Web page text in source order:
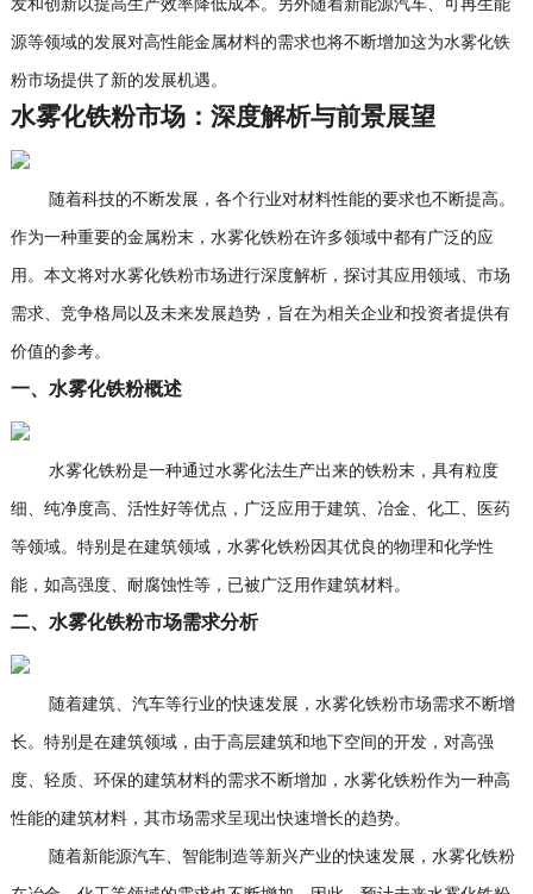
发和创新以提高生产效率降低成本。另外随着新能源汽车、可再生能
源等领域的发展对高性能金属材料的需求也将不断增加这为水雾化铁
粉市场提供了新的发展机遇。
水雾化铁粉市场：深度解析与前景展望
随着科技的不断发展，各个行业对材料性能的要求也不断提高。
作为一种重要的金属粉末，水雾化铁粉在许多领域中都有广泛的应
用。本文将对水雾化铁粉市场进行深度解析，探讨其应用领域、市场
需求、竞争格局以及未来发展趋势，旨在为相关企业和投资者提供有
价值的参考。
一、水雾化铁粉概述
水雾化铁粉是一种通过水雾化法生产出来的铁粉末，具有粒度
细、纯净度高、活性好等优点，广泛应用于建筑、冶金、化工、医药
等领域。特别是在建筑领域，水雾化铁粉因其优良的物理和化学性
能，如高强度、耐腐蚀性等，已被广泛用作建筑材料。
二、水雾化铁粉市场需求分析
随着建筑、汽车等行业的快速发展，水雾化铁粉市场需求不断增
长。特别是在建筑领域，由于高层建筑和地下空间的开发，对高强
度、轻质、环保的建筑材料的需求不断增加，水雾化铁粉作为一种高
性能的建筑材料，其市场需求呈现出快速增长的趋势。
随着新能源汽车、智能制造等新兴产业的快速发展，水雾化铁粉